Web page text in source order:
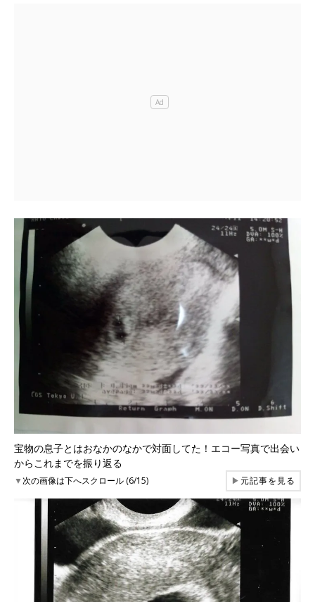
宝物の息子とはおなかのなかで対面してた！エコー写真で出会い
からこれまでを振り返る
▼次の画像は下へスクロール (6/15) ▶元記事を見る